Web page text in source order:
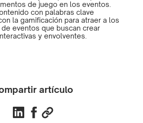
de juego en los eventos.
con palabras clave
la gamificación para atraer a los
eventos que buscan crear
y envolventes.
artículo